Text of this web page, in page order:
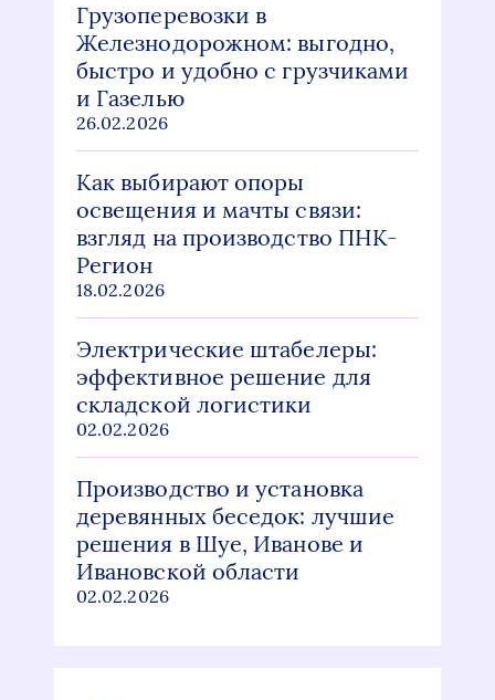
Грузоперевозки в
Железнодорожном: выгодно,
быстро и удобно с грузчиками
и Газелью
26.02.2026
Как выбирают опоры
освещения и мачты связи:
взгляд на производство ПНК-
Регион
18.02.2026
Электрические штабелеры:
эффективное решение для
складской логистики
02.02.2026
Производство и установка
деревянных беседок: лучшие
решения в Шуе, Иванове и
Ивановской области
02.02.2026